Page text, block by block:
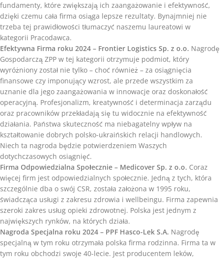
fundamenty, które zwiększają ich zaangażowanie i efektywność,
dzięki czemu cała firma osiąga lepsze rezultaty. Bynajmniej nie
trzeba tej prawidłowości tłumaczyć naszemu laureatowi w
kategorii Pracodawca.
Efektywna Firma roku 2024 – Frontier Logistics Sp. z o.o. Nagrodę
Gospodarczą ZPP w tej kategorii otrzymuje podmiot, który
wyróżniony został nie tylko – choć również – za osiągnięcia
finansowe czy imponujący wzrost, ale przede wszystkim za
uznanie dla jego zaangażowania w innowacje oraz doskonałość
operacyjną. Profesjonalizm, kreatywność i determinacja zarządu
oraz pracowników przekładają się tu widocznie na efektywność
działania. Państwa skuteczność ma niebagatelny wpływ na
kształtowanie dobrych polsko-ukraińskich relacji handlowych.
Niech ta nagroda będzie potwierdzeniem Waszych
dotychczasowych osiągnięć.
Firma Odpowiedzialna Społecznie – Medicover Sp. z o.o. Coraz
więcej firm jest odpowiedzialnych społecznie. Jedną z tych, która
szczególnie dba o swój CSR, została założona w 1995 roku,
świadcząca usługi z zakresu zdrowia i wellbeingu. Firma zapewnia
szeroki zakres usług opieki zdrowotnej. Polska jest jednym z
największych rynków, na których działa.
Nagroda Specjalna roku 2024 – PPF Hasco-Lek S.A. Nagrodę
specjalną w tym roku otrzymała polska firma rodzinna. Firma ta w
tym roku obchodzi swoje 40-lecie. Jest producentem leków,